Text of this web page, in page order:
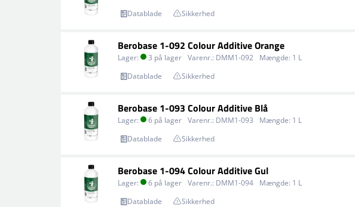
Datablade
Sikkerhed
Berobase 1-092 Colour Additive Orange
Lager: 3 på lager Varenr.: DMM1-092 Mængde: 1 L
Datablade
Sikkerhed
Berobase 1-093 Colour Additive Blå
Lager: 6 på lager Varenr.: DMM1-093 Mængde: 1 L
Datablade
Sikkerhed
Berobase 1-094 Colour Additive Gul
Lager: 6 på lager Varenr.: DMM1-094 Mængde: 1 L
Datablade
Sikkerhed